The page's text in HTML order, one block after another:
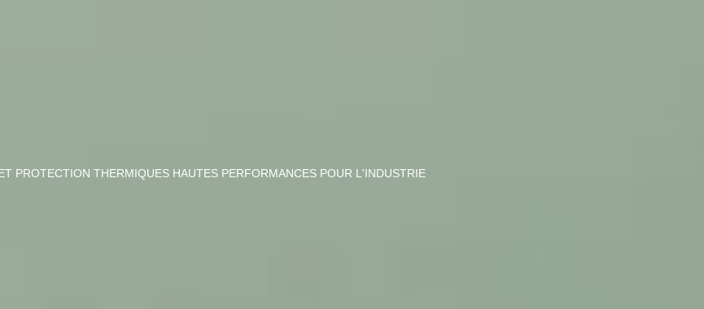
PROTECTION THERMIQUES HAUTES PERFORMANCES POUR L'INDUSTRIE